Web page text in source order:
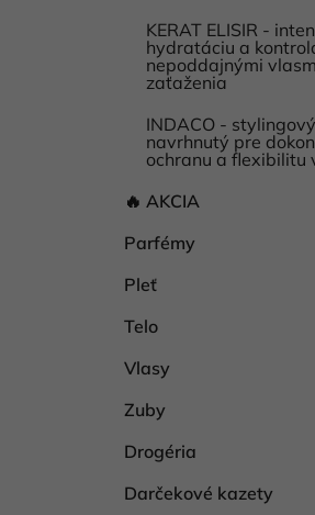
KERAT ELISIR -
hydratáciu a
nepoddajnými
zaťaženia
INDACO -
navrhnutý pre
ochranu a flexibilitu
🔥 AKCIA
Parfémy
Pleť
Telo
Vlasy
Zuby
Drogéria
Darčekové kazety